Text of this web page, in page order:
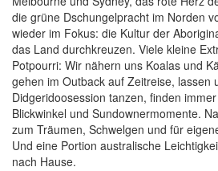
die grüne Dschungelpracht im Norden
wieder im Fokus: die Kultur der
das Land durchkreuzen. Viele kleine
Potpourri: Wir nähern uns Koalas und
gehen im Outback auf Zeitreise, lassen
Didgeridoosession tanzen, finden
Blickwinkel und Sundownermomente.
zum Träumen, Schwelgen und für
Und eine Portion australische
nach Hause.